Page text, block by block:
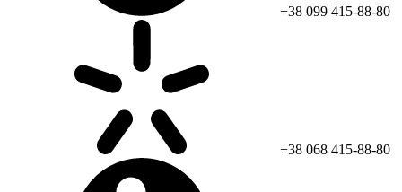
+38 099 415-88-80
+38 068 415-88-80